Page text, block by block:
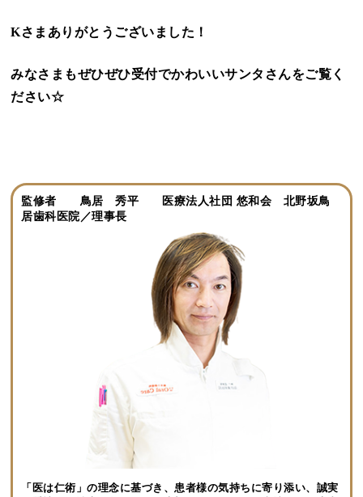
Kさまありがとうございました！
みなさまもぜひぜひ受付でかわいいサンタさんをご覧く
ださい☆
監修者 鳥居 秀平 医療法人社団 悠和会 北野坂鳥
居歯科医院／理事長
「医は仁術」の理念に基づき、患者様の気持ちに寄り添い、誠実